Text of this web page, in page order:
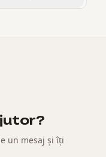
un mesaj și îți